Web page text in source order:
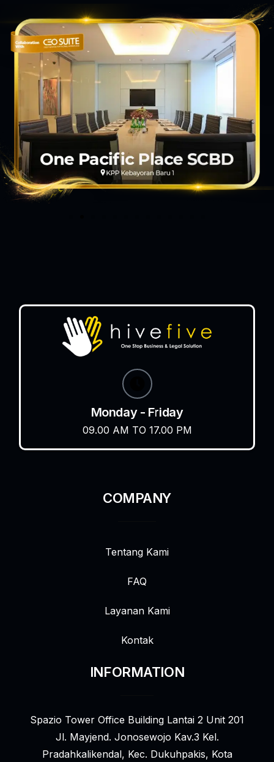
Monday - Friday
09.00 AM TO 17.00 PM
COMPANY
Tentang Kami
FAQ
Layanan Kami
Kontak
INFORMATION
Spazio Tower Office Building Lantai 2 Unit 201
Jl. Mayjend. Jonosewojo Kav.3 Kel.
Pradahkalikendal, Kec. Dukuhpakis, Kota